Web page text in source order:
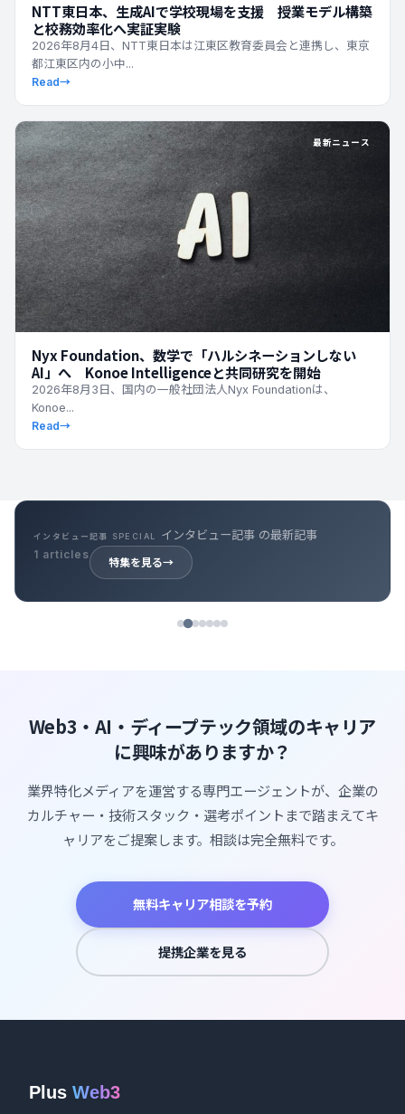
NTT東日本、生成AIで学校現場を支援 授業モデル構築
と校務効率化へ実証実験
2026年8月4日、NTT東日本は江東区教育委員会と連携し、東京
都江東区内の小中...
Read→
最新ニュース
Nyx Foundation、数学で「ハルシネーションしない
AI」へ Konoe Intelligenceと共同研究を開始
2026年8月3日、国内の一般社団法人Nyx Foundationは、
Konoe...
Read→
インタビュー記事 SPECIAL インタビュー記事 の最新記事
1 articles
特集を見る→
Web3・AI・ディープテック領域のキャリア
に興味がありますか？
業界特化メディアを運営する専門エージェントが、企業の
カルチャー・技術スタック・選考ポイントまで踏まえてキ
ャリアをご提案します。相談は完全無料です。
無料キャリア相談を予約
提携企業を見る
Plus Web3